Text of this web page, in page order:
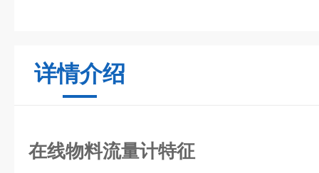
详情介绍
在线物料流量计特征